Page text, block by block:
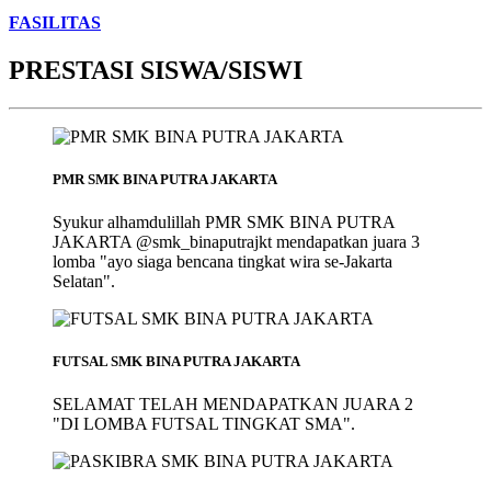
FASILITAS
PRESTASI SISWA/SISWI
PMR SMK BINA PUTRA JAKARTA
Syukur alhamdulillah PMR SMK BINA PUTRA
JAKARTA @smk_binaputrajkt mendapatkan juara 3
lomba "ayo siaga bencana tingkat wira se-Jakarta
Selatan".
FUTSAL SMK BINA PUTRA JAKARTA
SELAMAT TELAH MENDAPATKAN JUARA 2
"DI LOMBA FUTSAL TINGKAT SMA".